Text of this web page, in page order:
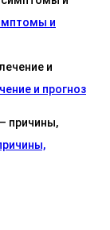
и
и прогноз